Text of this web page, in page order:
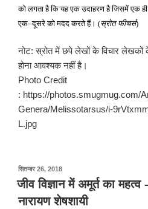
को लगता है कि यह एक उदाहरण है जिसमें एक
एक–दूसरे को मदद करते हैं। (स्रोत फीचर्स)
नोट: स्रोत में छपे लेखों के विचार
होना आवश्यक नहीं है।
Photo Credit
: https://photos.smugmug.com/
Genera/Melissotarsus/i-
L.jpg
सितम्बर 26, 2018पर
प्रकाशित
किया
गया
जीव विज्ञान में अमूर्त का
नारायण शेषशायी